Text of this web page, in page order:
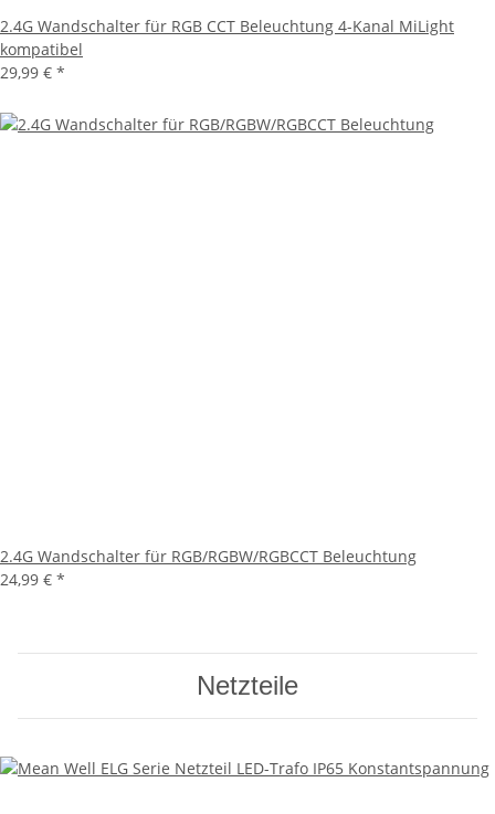
2.4G Wandschalter für RGB CCT Beleuchtung 4-Kanal MiLight
kompatibel
29,99 € *
2.4G Wandschalter für RGB/RGBW/RGBCCT Beleuchtung
24,99 € *
Netzteile